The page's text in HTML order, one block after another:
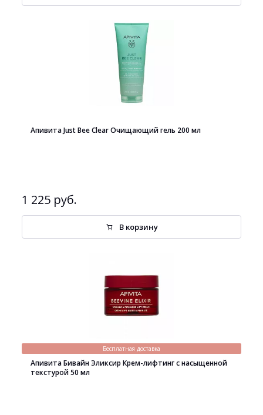
Апивита Just Bee Clear Очищающий гель 200 мл
1 225 руб.
В корзину
Бесплатная доставка
Апивита Бивайн Эликсир Крем-лифтинг с насыщенной
текстурой 50 мл